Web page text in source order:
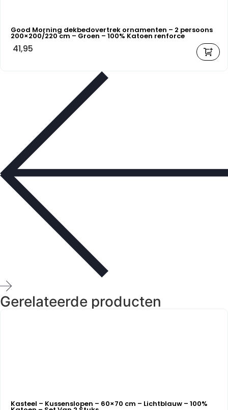
Good Morning dekbedovertrek ornamenten – 2 persoons
200×200/220 cm – Groen – 100% Katoen renforce
41,95
Gerelateerde producten
Kasteel – Kussenslopen – 60×70 cm – Lichtblauw – 100%